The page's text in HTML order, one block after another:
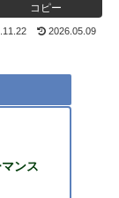
コピー
2026.05.09
ンス